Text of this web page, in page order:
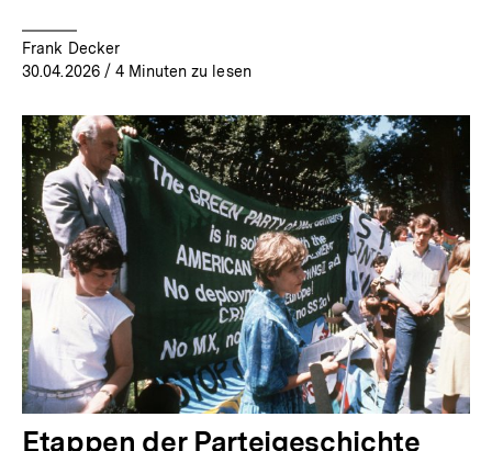
Frank Decker
30.04.2026/ 4 Minuten zu lesen
Etappen der Parteigeschichte